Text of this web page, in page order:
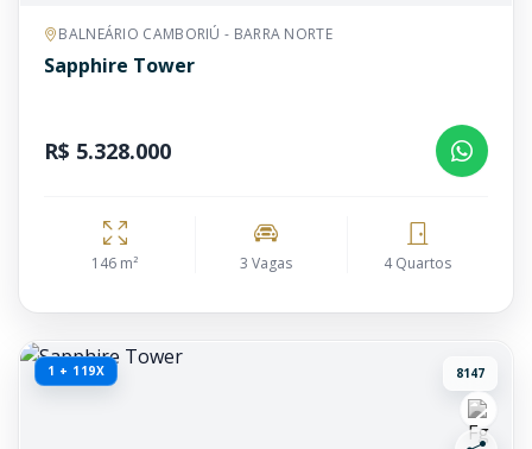
BALNEÁRIO CAMBORIÚ - BARRA NORTE
Sapphire Tower
R$ 5.328.000
146 m² 3 Vagas 4 Quartos
1 + 119X 8147